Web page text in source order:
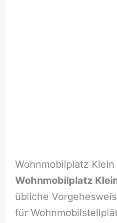
Wohnmobilplatz Klein
Wohnmobilplatz
übliche
für